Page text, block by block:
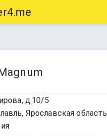
д.10/5
Ярославская область